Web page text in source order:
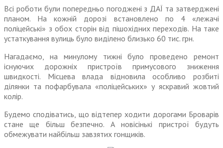
Всі роботи були попередньо погоджені з ДАЇ та затверджені
планом. На кожній дорозі встановлено по 4 «лежачі
поліцейські» з обох сторін від пішохідних переходів. На таке
устаткування вулиць було виділено близько 60 тис. грн.
Нагадаємо, на минулому тижні було проведено ремонт
існуючих дорожніх пристроїв примусового зниження
швидкості. Місцева влада відновила особливо розбиті
ділянки та пофарбувала «поліцейських» у яскравий жовтий
колір.
Будемо сподіватись, що відтепер ходити дорогами Броварів
стане ще більш безпечно. А новісінькі пристрої будуть
обмежувати найбільш завзятих гонщиків.